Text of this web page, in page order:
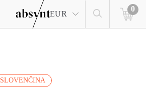
EUR
0
SLOVENČINA